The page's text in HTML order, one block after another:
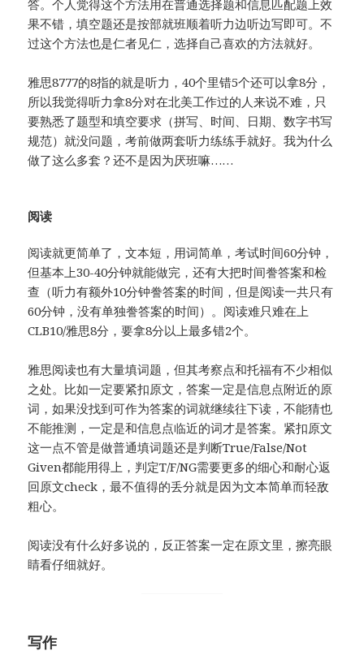
答。个人觉得这个方法用在普通选择题和信息匹配题上效
果不错，填空题还是按部就班顺着听力边听边写即可。不
过这个方法也是仁者见仁，选择自己喜欢的方法就好。
雅思8777的8指的就是听力，40个里错5个还可以拿8分，
所以我觉得听力拿8分对在北美工作过的人来说不难，只
要熟悉了题型和填空要求（拼写、时间、日期、数字书写
规范）就没问题，考前做两套听力练练手就好。我为什么
做了这么多套？还不是因为厌班嘛……
阅读
阅读就更简单了，文本短，用词简单，考试时间60分钟，
但基本上30-40分钟就能做完，还有大把时间誊答案和检
查（听力有额外10分钟誊答案的时间，但是阅读一共只有
60分钟，没有单独誊答案的时间）。阅读难只难在上
CLB10/雅思8分，要拿8分以上最多错2个。
雅思阅读也有大量填词题，但其考察点和托福有不少相似
之处。比如一定要紧扣原文，答案一定是信息点附近的原
词，如果没找到可作为答案的词就继续往下读，不能猜也
不能推测，一定是和信息点临近的词才是答案。紧扣原文
这一点不管是做普通填词题还是判断True/False/Not
Given都能用得上，判定T/F/NG需要更多的细心和耐心返
回原文check，最不值得的丢分就是因为文本简单而轻敌
粗心。
阅读没有什么好多说的，反正答案一定在原文里，擦亮眼
睛看仔细就好。
写作